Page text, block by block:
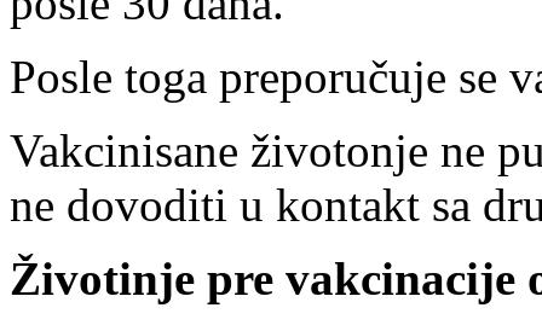
Posle toga preporučuje se
Vakcinisane životonje ne
ne dovoditi u kontakt sa
Životinje pre vakcinacije